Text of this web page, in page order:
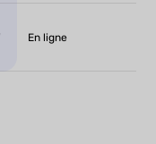
En ligne